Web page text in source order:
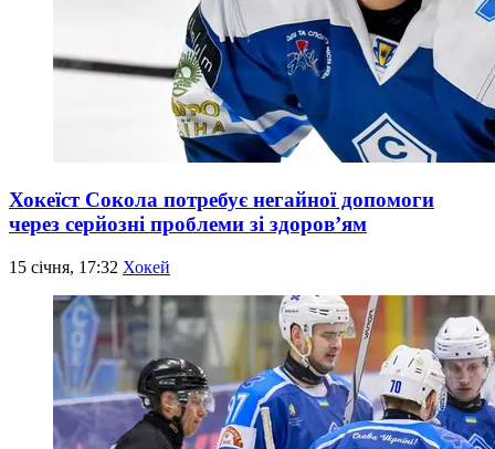
Хокеїст Сокола потребує негайної допомоги
через серйозні проблеми зі здоров’ям
15 січня, 17:32 Хокей